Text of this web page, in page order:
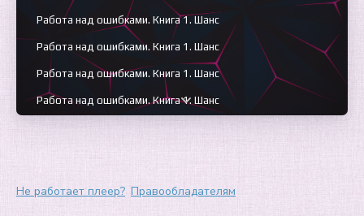
Работа над ошибками. Книга 1. Шанс
Работа над ошибками. Книга 1. Шанс
Работа над ошибками. Книга 1. Шанс
Работа над ошибками. Книга 1. Шанс
Работа над ошибками. Книга 1. Шанс
Работа над ошибками. Книга 1. Шанс
Не работает плеер? Правообладателям